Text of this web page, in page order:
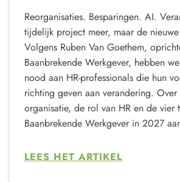
Reorganisaties. Besparingen. AI.
tijdelijk project meer, maar de
Volgens Ruben Van Goethem,
Baanbrekende Werkgever, hebben
nood aan HR-professionals die hun
richting geven aan verandering.
organisatie, de rol van HR en de vier
Baanbrekende Werkgever in 2027
LEES HET ARTIKEL